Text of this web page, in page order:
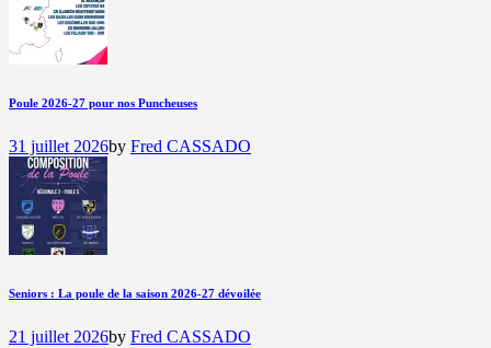
Poule 2026-27 pour nos Puncheuses
31 juillet 2026by Fred CASSADO
Seniors : La poule de la saison 2026-27 dévoilée
21 juillet 2026by Fred CASSADO